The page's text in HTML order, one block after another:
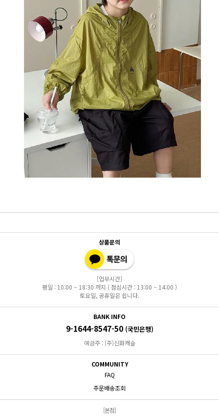
상품문의
[업무시간]
평일 : 10:00 ~ 18:30 까지 ( 점심시간 : 13:00 ~ 14:00 )
토요일, 공휴일은 쉽니다.
BANK INFO
9-1644-8547-50 (국민은행)
예금주 : (주)신화캐슬
COMMUNITY
FAQ
주문배송조회
[본점]